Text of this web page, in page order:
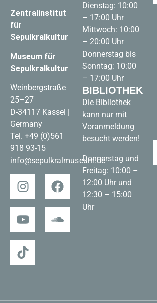
Zentralinstitut
für
Sepulkralkultur
Museum für
Sepulkralkultur
Weinbergstraße
25–27
D-34117 Kassel |
Germany
Tel. +49 (0)561
918 93-15
info@sepulkralmuseum.de
Dienstag: 10:00
– 17:00 Uhr
Mittwoch: 10:00
– 20:00 Uhr
Donnerstag bis
Sonntag: 10:00
– 17:00 Uhr
BIBLIOTHEK
Die Bibliothek
kann nur mit
Voranmeldung
besucht werden!
Donnerstag und
Freitag: 10:00 –
12:00 Uhr und
12:30 – 15:00
Uhr